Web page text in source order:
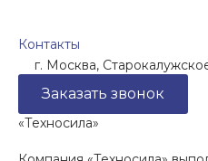
Контакты
г. Москва,
Заказать звонок
«Техносила»